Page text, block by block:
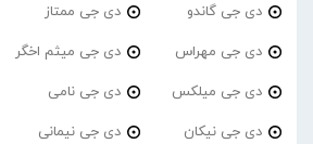
دی جی گاندو دی جی ممتاز
دی جی مهراس دی جی میثم اخگر
دی جی میلکس دی جی نامی
دی جی نیکان دی جی نیمانی